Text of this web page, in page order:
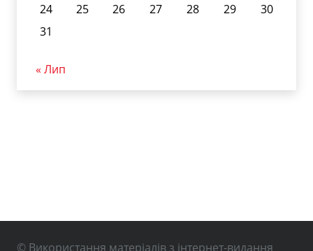
24
25 26 27 28 29
30
31
« Лип
© Використання матеріалів з інтернет-видання